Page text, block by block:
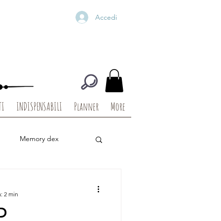
Accedi
INDISPENSABILI Planner More
Memory dex
Baby
2 min